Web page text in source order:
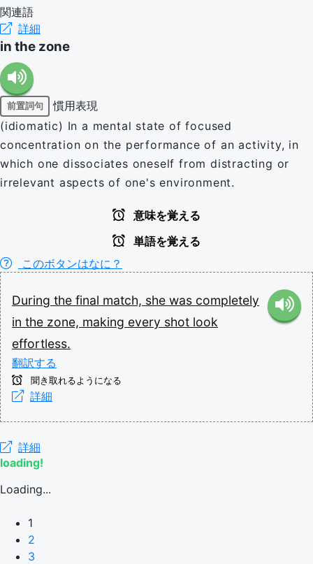
関連語
詳細
in the zone
前置詞句
慣用表現
(idiomatic) In a mental state of focused
concentration on the performance of an activity, in
which one dissociates oneself from distracting or
irrelevant aspects of one's environment.
意味を覚える
単語を覚える
このボタンはなに？
During the final match, she was completely
in the zone, making every shot look
effortless.
翻訳する
聞き取れるようになる
詳細
詳細
loading!
Loading...
1
2
3